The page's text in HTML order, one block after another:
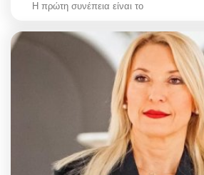
Η πρώτη συνέπεια είναι το